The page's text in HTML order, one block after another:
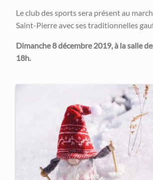
Le club des sports sera présent au
Saint-Pierre avec ses traditionnelles
Dimanche 8 décembre 2019, à la salle
18h.